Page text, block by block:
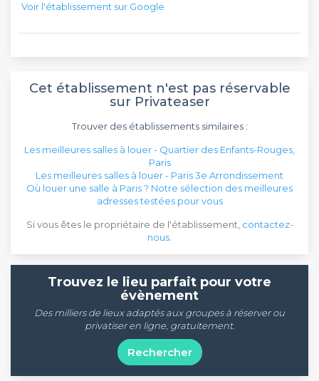
Voir l'établissement sur Google
Cet établissement n'est pas réservable
sur Privateaser
Trouver des établissements similaires :
Les meilleures salles à louer - Quartier des Enfants-Rouges,
Paris
Les meilleures salles à louer - Paris 3e Arrondissement
Où louer une salle à Paris ? Notre sélection des meilleures
adresses testées pour vous
Si vous êtes le propriétaire de l'établissement, contactez-
nous
Trouvez le lieu parfait pour votre
évènement
Des milliers de lieux adaptés aux groupes à réserver ou
privatiser en ligne, gratuitement.
Rechercher